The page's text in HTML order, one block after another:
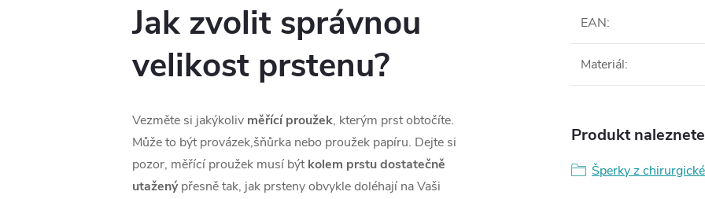
Jak zvolit správnou
velikost prstenu?
Vezměte si jakýkoliv měřící proužek, kterým prst obtočíte.
Může to být provázek,šňůrka nebo proužek papíru. Dejte si
pozor, měřící proužek musí býtkolem prstu dostatečně
utaženýpřesně tak, jak prsteny obvykle doléhají na Vaši
EAN:
Materiál:
Produkt
Šperky z